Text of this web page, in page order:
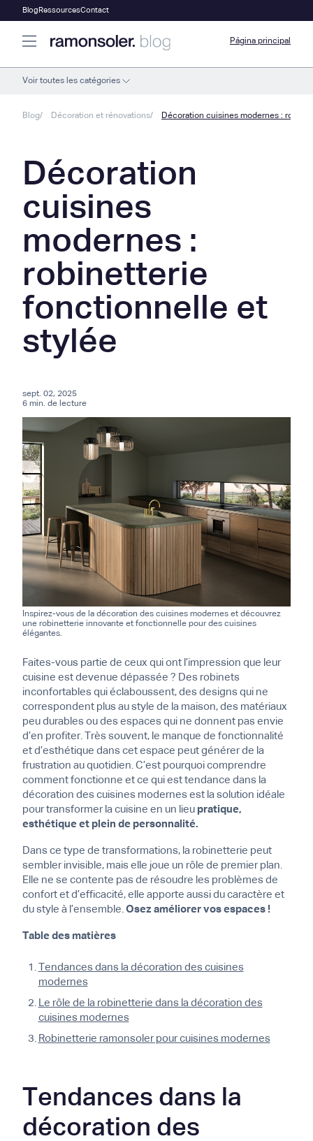
Blog RessourcesContact
Página principal
Voir toutes les catégories
Blog Décoration et rénovations Décoration cuisines modernes :
Décoration
cuisines
modernes :
robinetterie
fonctionnelle et
stylée
sept. 02, 2025
6 min. de lecture
Inspirez-vous de la décoration des cuisines modernes et découvrez
une robinetterie innovante et fonctionnelle pour des cuisines
élégantes.
Faites-vous partie de ceux qui ont l’impression que leur
cuisine est devenue dépassée ? Des robinets
inconfortables qui éclaboussent, des designs qui ne
correspondent plus au style de la maison, des matériaux
peu durables ou des espaces qui ne donnent pas envie
d’en profiter. Très souvent, le manque de fonctionnalité
et d’esthétique dans cet espace peut générer de la
frustration au quotidien. C’est pourquoi comprendre
comment fonctionne et ce qui est tendance dans la
décoration des cuisines modernes est la solution idéale
pour transformer la cuisine en un lieu pratique,
esthétique et plein de personnalité.
Dans ce type de transformations, la robinetterie peut
sembler invisible, mais elle joue un rôle de premier plan.
Elle ne se contente pas de résoudre les problèmes de
confort et d’efficacité, elle apporte aussi du caractère et
du style à l’ensemble. Osez améliorer vos espaces !
Table des matières
Tendances dans la décoration des cuisines
modernes
Le rôle de la robinetterie dans la décoration des
cuisines modernes
Robinetterie ramonsoler pour cuisines modernes
Tendances dans la
décoration des